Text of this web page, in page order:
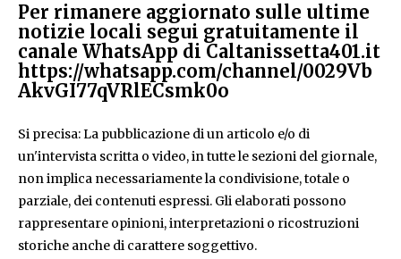
Per rimanere aggiornato sulle ultime
notizie locali segui gratuitamente il
canale WhatsApp di Caltanissetta401.it
https://whatsapp.com/channel/0029Vb
AkvGI77qVRlECsmk0o
Si precisa: La pubblicazione di un articolo e/o di
un'intervista scritta o video, in tutte le sezioni del giornale,
non implica necessariamente la condivisione, totale o
parziale, dei contenuti espressi. Gli elaborati possono
rappresentare opinioni, interpretazioni o ricostruzioni
storiche anche di carattere soggettivo.